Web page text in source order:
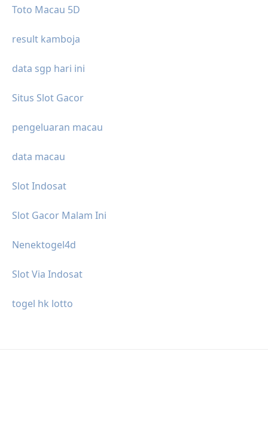
Toto Macau 5D
result kamboja
data sgp hari ini
Situs Slot Gacor
pengeluaran macau
data macau
Slot Indosat
Slot Gacor Malam Ini
Nenektogel4d
Slot Via Indosat
togel hk lotto